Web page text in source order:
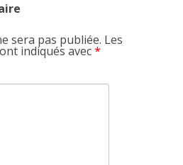
sera pas publiée. Les
indiqués avec*